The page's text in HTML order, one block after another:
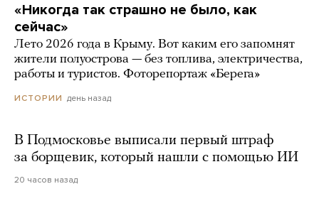
«Никогда так страшно не было, как
сейчас»
Лето 2026 года в Крыму. Вот каким его запомнят
жители полуострова — без топлива, электричества,
работы и туристов. Фоторепортаж «Берега»
ИСТОРИИ день назад
В Подмосковье выписали первый штраф
за борщевик, который нашли с помощью ИИ
20 часов назад